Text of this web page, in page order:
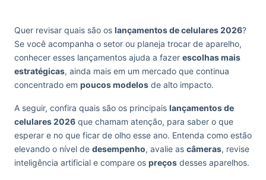
Quer revisar quais são os lançamentos de celulares 2026?
Se você acompanha o setor ou planeja trocar de aparelho,
conhecer esses lançamentos ajuda a fazer escolhas mais
estratégicas, ainda mais em um mercado que continua
concentrado em poucos modelos de alto impacto.
A seguir, confira quais são os principais lançamentos de
celulares 2026 que chamam atenção, para saber o que
esperar e no que ficar de olho esse ano. Entenda como estão
elevando o nível de desempenho, avalie as câmeras, revise
inteligência artificial e compare os preços desses aparelhos.